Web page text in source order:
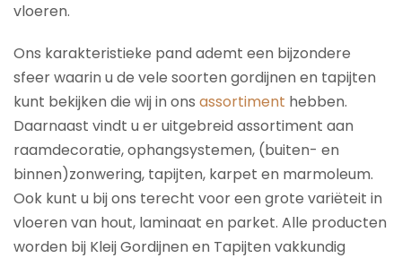
vloeren.
Ons karakteristieke pand ademt een bijzondere
sfeer waarin u de vele soorten gordijnen en tapijten
kunt bekijken die wij in ons assortiment hebben.
Daarnaast vindt u er uitgebreid assortiment aan
raamdecoratie, ophangsystemen, (buiten- en
binnen)zonwering, tapijten, karpet en marmoleum.
Ook kunt u bij ons terecht voor een grote variëteit in
vloeren van hout, laminaat en parket. Alle producten
worden bij Kleij Gordijnen en Tapijten vakkundig